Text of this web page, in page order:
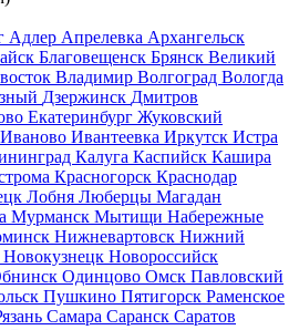
Адлер Апрелевка Архангельск
Благовещенск Брянск Великий
Владимир Волгоград Вологда
Дзержинск Дмитров
Екатеринбург Жуковский
Иваново Ивантеевка Иркутск Истра
Калуга Каспийск Кашира
Красногорск Краснодар
Лобня Люберцы Магадан
Мурманск Мытищи Набережные
Нижневартовск Нижний
Новокузнецк Новороссийск
Одинцово Омск Павловский
Пушкино Пятигорск Раменское
Самара Саранск Саратов